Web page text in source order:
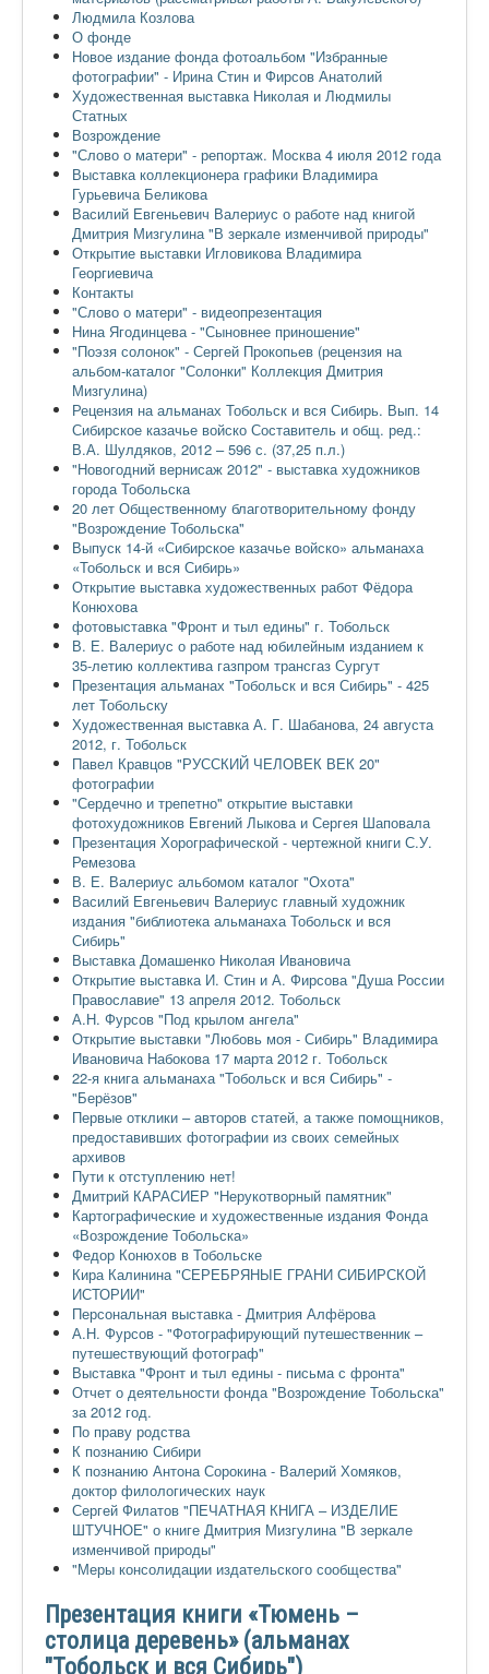
Людмила Козлова
О фонде
Новое издание фонда фотоальбом "Избранные
фотографии" - Ирина Стин и Фирсов Анатолий
Художественная выставка Николая и Людмилы
Статных
Возрождение
"Слово о матери" - репортаж. Москва 4 июля 2012 года
Выставка коллекционера графики Владимира
Гурьевича Беликова
Василий Евгеньевич Валериус о работе над книгой
Дмитрия Мизгулина "В зеркале изменчивой природы"
Открытие выставки Игловикова Владимира
Георгиевича
Контакты
"Слово о матери" - видеопрезентация
Нина Ягодинцева - "Сыновнее приношение"
"Поэзя солонок" - Сергей Прокопьев (рецензия на
альбом-каталог "Солонки" Коллекция Дмитрия
Мизгулина)
Рецензия на альманах Тобольск и вся Сибирь. Вып. 14
Сибирское казачье войско Составитель и общ. ред.:
В.А. Шулдяков, 2012 – 596 с. (37,25 п.л.)
"Новогодний вернисаж 2012" - выставка художников
города Тобольска
20 лет Общественному благотворительному фонду
"Возрождение Тобольска"
Выпуск 14-й «Сибирское казачье войско» альманаха
«Тобольск и вся Сибирь»
Открытие выставка художественных работ Фёдора
Конюхова
фотовыставка "Фронт и тыл едины" г. Тобольск
В. Е. Валериус о работе над юбилейным изданием к
35-летию коллектива газпром трансгаз Сургут
Презентация альманах "Тобольск и вся Сибирь" - 425
лет Тобольску
Художественная выставка А. Г. Шабанова, 24 августа
2012, г. Тобольск
Павел Кравцов "РУССКИЙ ЧЕЛОВЕК ВЕК 20"
фотографии
"Сердечно и трепетно" открытие выставки
фотохудожников Евгений Лыкова и Сергея Шаповала
Презентация Хорографической - чертежной книги С.У.
Ремезова
В. Е. Валериус альбомом каталог "Охота"
Василий Евгеньевич Валериус главный художник
издания "библиотека альманаха Тобольск и вся
Сибирь"
Выставка Домашенко Николая Ивановича
Открытие выставка И. Стин и А. Фирсова "Душа России
Православие" 13 апреля 2012. Тобольск
А.Н. Фурсов "Под крылом ангела"
Открытие выставки "Любовь моя - Сибирь" Владимира
Ивановича Набокова 17 марта 2012 г. Тобольск
22-я книга альманаха "Тобольск и вся Сибирь" -
"Берёзов"
Первые отклики – авторов статей, а также помощников,
предоставивших фотографии из своих семейных
архивов
Пути к отступлению нет!
Дмитрий КАРАСИЕР "Нерукотворный памятник"
Картографические и художественные издания Фонда
«Возрождение Тобольска»
Федор Конюхов в Тобольске
Кира Калинина "СЕРЕБРЯНЫЕ ГРАНИ СИБИРСКОЙ
ИСТОРИИ"
Персональная выставка - Дмитрия Алфёрова
А.Н. Фурсов - "Фотографирующий путешественник –
путешествующий фотограф"
Выставка "Фронт и тыл едины - письма с фронта"
Отчет о деятельности фонда "Возрождение Тобольска"
за 2012 год.
По праву родства
К познанию Сибири
К познанию Антона Сорокина - Валерий Хомяков,
доктор филологических наук
Сергей Филатов "ПЕЧАТНАЯ КНИГА – ИЗДЕЛИЕ
ШТУЧНОЕ" о книге Дмитрия Мизгулина "В зеркале
изменчивой природы"
"Меры консолидации издательского сообщества"
Презентация книги «Тюмень –
столица деревень» (альманах
"Тобольск и вся Сибирь")